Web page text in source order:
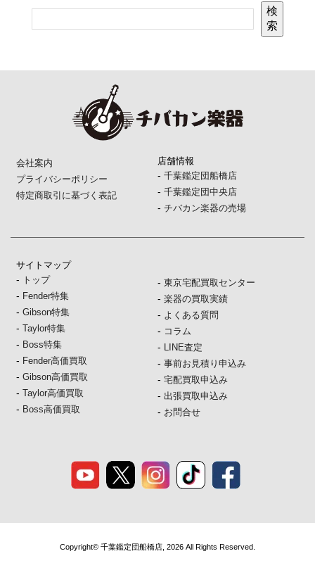
検
索
会社案内
プライバシーポリシー
特定商取引に基づく表記
店舗情報
- 千葉鑑定団船橋店
- 千葉鑑定団中央店
- チバカン楽器の売場
サイトマップ
- トップ
- Fender特集
-Gibson特集
-Taylor特集
- Boss特集
- Fender高価買取
-Gibson高価買取
-Taylor高価買取
- Boss高価買取
- 東京宅配買取センター
- 楽器の買取実績
- よくある質問
- コラム
- LINE査定
- 事前お見積り申込み
- 宅配買取申込み
- 出張買取申込み
- お問合せ
Copyright© 千葉鑑定団船橋店, 2026 All Rights Reserved.